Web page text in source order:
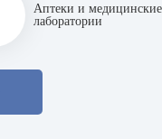
Аптеки и медицинские
лаборатории